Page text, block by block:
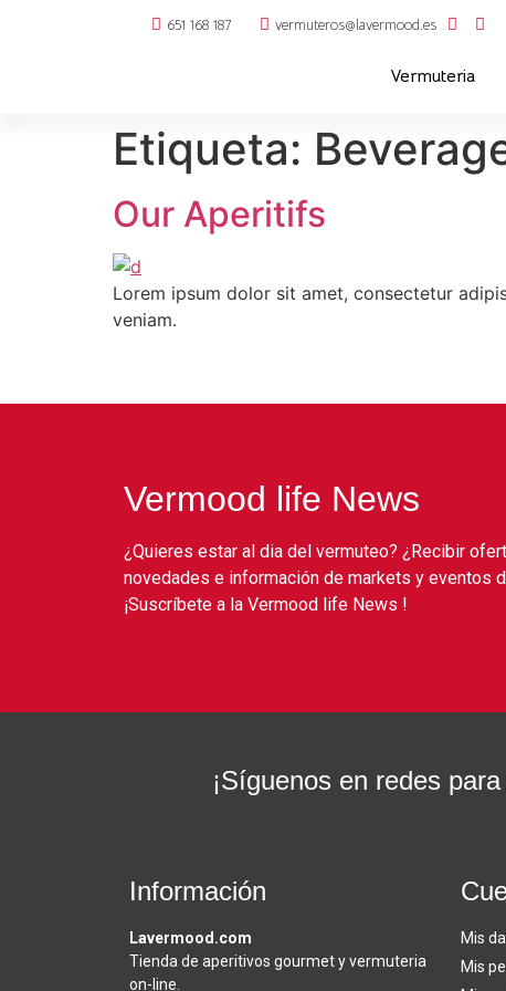
651 168 187 vermuteros@lavermood.es
Vermuteria
Etiqueta:
Our Aperitifs
Lorem ipsum dolor sit amet, consectetur
veniam.
Vermood life News
¿Quieres estar al dia del vermuteo? ¿Recibir
novedades e información de markets y eventos
¡Suscríbete a la Vermood life News !
¡Síguenos en redes
Información
Lavermood.com
Tienda de aperitivos gourmet y vermuteria
on-line.
Mis
Mis